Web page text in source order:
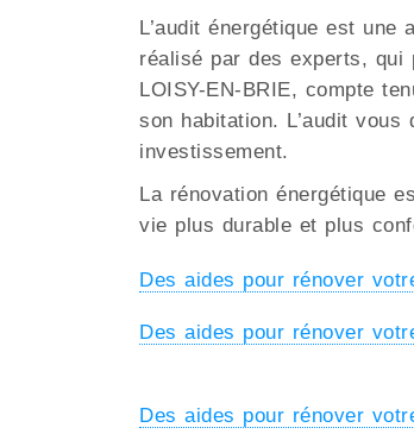
L’audit énergétique est
réalisé par des experts, qui
LOISY-EN-BRIE, compte
son habitation. L’audit
investissement.
La rénovation énergétique
vie plus durable et plus
Des aides pour rénover
Des aides pour rénover
Des aides pour rénover